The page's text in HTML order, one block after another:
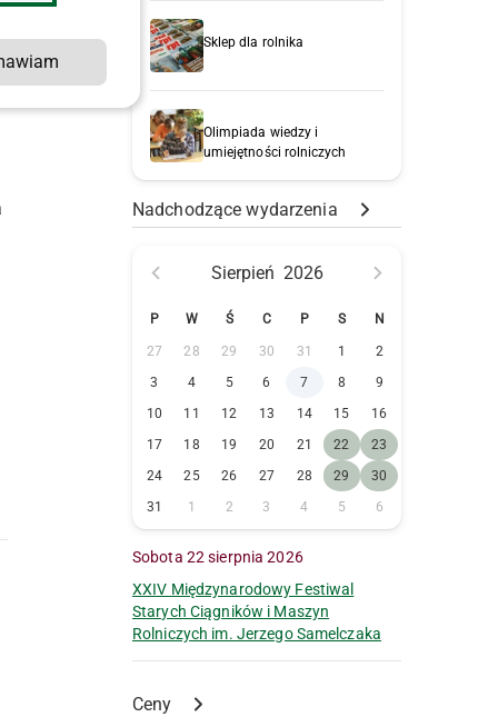
Sklep dla rolnika
Olimpiada wiedzy i
umiejętności rolniczych
Nadchodzące wydarzenia
Sierpień 2026
P W Ś C P S N
27 28 29 30 31 1
2
3
4 5 6 7 8
9
10
11 12 13 14 15
16
17
18 19 20 21 22
23
24
25 26 27 28 29
30
31
1 2 3 4 5 6
Sobota 22 sierpnia 2026
XXIV Międzynarodowy Festiwal
Starych Ciągników i Maszyn
Rolniczych im. Jerzego Samelczaka
Ceny